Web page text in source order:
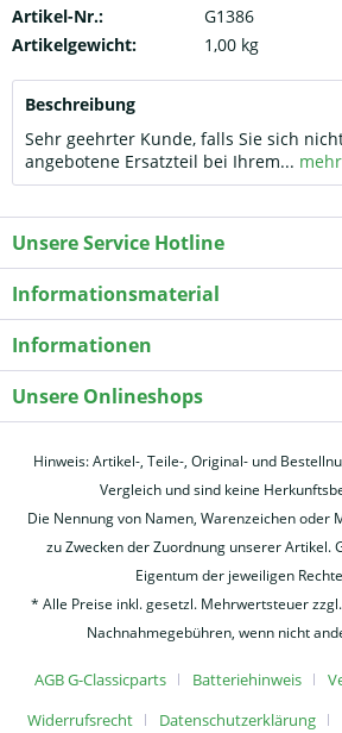
Artikel-Nr.:
G1386
Artikelgewicht:
1,00 kg
Beschreibung
Sehr geehrter Kunde, falls Sie sich
angebotene Ersatzteil bei Ihrem... mehr
Unsere Service Hotline
Informationsmaterial
Informationen
Unsere Onlineshops
Hinweis: Artikel-, Teile-, Original- und
Vergleich und sind keine
Die Nennung von Namen, Warenzeichen oder
zu Zwecken der Zuordnung unserer Artikel.
Eigentum der jeweiligen
* Alle Preise inkl. gesetzl. Mehrwertsteuer zzgl.
Nachnahmegebühren, wenn nicht
AGB G-Classicparts Batteriehinweis
Widerrufsrecht
Datenschutzerklärung